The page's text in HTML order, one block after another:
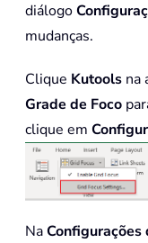
diálogo
mudanças.
Clique Kutools na
Grade de Foco
clique em
NaConfigurações